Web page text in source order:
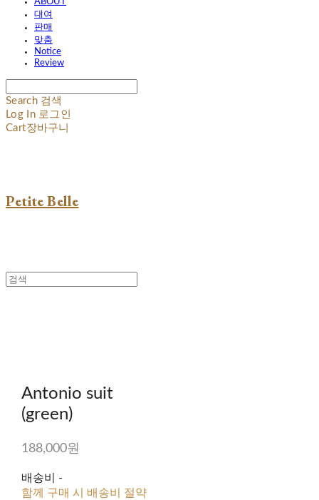
대여
판매
맞춤
Notice
Review
Search 검색
Log In 로그인
Cart장바구니
Petite Belle
Antonio suit
(green)
188,000원
배송비 -
함께 구매 시 배송비 절약